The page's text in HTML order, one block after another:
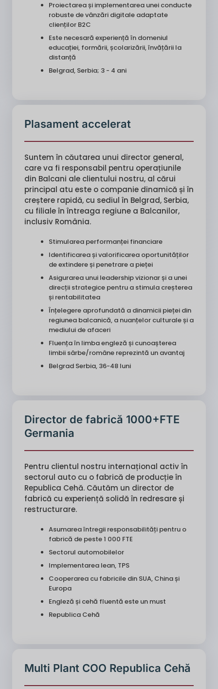
Proiectarea și implementarea unei conducte
robuste de vânzări digitale adaptate
clienților B2C
Este necesară experiență în domeniul
educației, formării, școlarizării, învățării la
distanță
Belgrad, Serbia; 3 - 4 ani
Plasament accelerat
Suntem în căutarea unui director general,
care va fi responsabil pentru operațiunile
din Balcani ale clientului nostru, al cărui
principal atu este o companie dinamică și în
creștere rapidă, cu sediul în Belgrad, Serbia,
cu filiale în întreaga regiune a Balcanilor,
inclusiv România.
Stimularea performanței financiare
Identificarea și valorificarea oportunităților
de extindere și penetrare a pieței
Asigurarea unui leadership vizionar și a unei
direcții strategice pentru a stimula creșterea
și rentabilitatea
Înțelegere aprofundată a dinamicii pieței din
regiunea balcanică, a nuanțelor culturale și a
mediului de afaceri
Fluența în limba engleză și cunoașterea
limbii sârbe/române reprezintă un avantaj
Belgrad Serbia, 36-48 luni
Director de fabrică 1000+FTE
Germania
Pentru clientul nostru internațional activ în
sectorul auto cu o fabrică de producție în
Republica Cehă. Căutăm un director de
fabrică cu experiență solidă în redresare și
restructurare.
Asumarea întregii responsabilități pentru o
fabrică de peste 1 000 FTE
Sectorul automobilelor
Implementarea lean, TPS
Cooperarea cu fabricile din SUA, China și
Europa
Engleză și cehă fluentă este un must
Republica Cehă
Multi Plant COO Republica Cehă